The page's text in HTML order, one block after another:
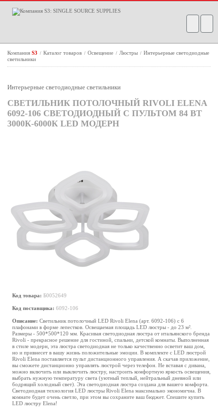
Компания S3 / Каталог товаров / Освещение / Люстры / Интерьерные светодиодные
светильники
Интерьерные светодиодные светильники
СВЕТИЛЬНИК ПОТОЛОЧНЫЙ RIVOLI ELENA
6092-106 СВЕТОДИОДНЫЙ С ПУЛЬТОМ 84 ВТ
3000К-6000К LED МОДЕРН
Код товара: Б0052649
Код поставщика: 6092-106
Описание: Светильник потолочный LED Rivoli Elena (арт. 6092-106) с 6
плафонами в форме лепестков. Освещаемая площадь LED люстры - до 23 м².
Размеры - 500*500*120 мм. Красивая светодиодная люстра от итальянского бренда
Rivoli - прекрасное решение для гостиной, спальни, детской комнаты. Выполненная
в стиле модерн, эта люстра светодиодная не только качественно осветит ваш дом,
но и привнесет в вашу жизнь положительные эмоции. В комплекте с LED люстрой
Rivoli Elena поставляется пульт дистанционного управления. А скачав приложение,
вы сможете дистанционно управлять люстрой через телефон. Не вставая с дивана,
можно включить или выключить люстру, настроить комфортную яркость освещения,
выбрать нужную температуру света (уютный теплый, нейтральный дневной или
бодрящий холодный свет). Эта светодиодная люстра создана для вашего комфорта.
Светодиодная технология LED люстры Rivoli Elena максимально экономична. В
комнате будет очень светло, при этом вы сохраните ваш бюджет. Спешите купить
LED люстру Elena!